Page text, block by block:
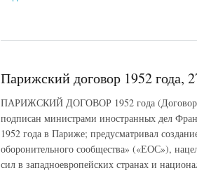
Парижский договор 1952 года,
ПАРИЖСКИЙ ДОГОВОР 1952 года (Договор
подписан министрами иностранных дел
1952 года в Париже; предусматривал
оборонительного сообщества» («ЕОС»),
сил в западноевропейских странах и